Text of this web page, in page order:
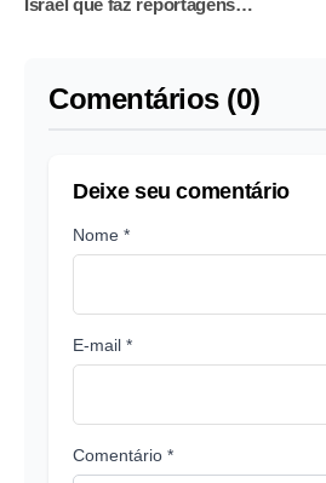
Comentários (0)
Deixe seu comentário
Nome *
E-mail *
Comentário *